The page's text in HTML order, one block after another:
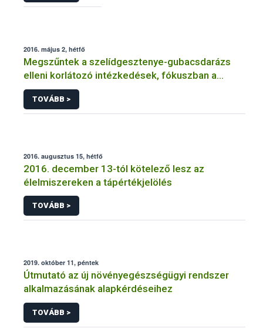
2016. május 2, hétfő
Megszűntek a szelídgesztenye-gubacsdarázs
elleni korlátozó intézkedések, fókuszban a
biológiai védekezés
TOVÁBB >
2016. augusztus 15, hétfő
2016. december 13-tól kötelező lesz az
élelmiszereken a tápértékjelölés
TOVÁBB >
2019. október 11, péntek
Útmutató az új növényegészségügyi rendszer
alkalmazásának alapkérdéseihez
TOVÁBB >